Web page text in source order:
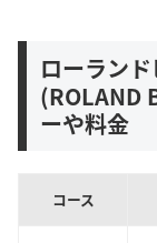
ローラン
(ROLAND
ーや料金
コース